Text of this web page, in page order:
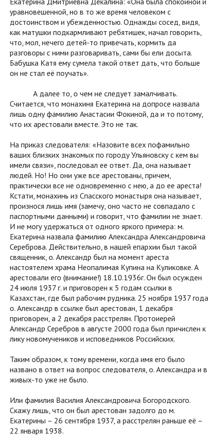
уравновешенной, но в то же время человеком с
достоинством и убежденностью. Однажды сосед, видя,
как матушки подкармливают ребятишек, начал говорить,
что, мол, нечего детей-то привечать, кормить да
разговоры с ними разговаривать, сами бы ели досыта.
Бабушка Катя ему сумела такой ответ дать, что больше
он не стал её поучать».
А далее то, о чем не следует замалчивать.
Считается, что монахиня Екатерина на допросе назвала
лишь одну фамилию Анастасии Фокиной, да и то потому,
что их арестовали вместе. Это не так.
На приказ следователя: «Назовите всех пофамильно
ваших близких знакомых по городу Ульяновску с кем вы
имели связи», последовал ее ответ. Да, она называет
людей. Но! Но они уже все арестованы, причем,
практически все не одновременно с нею, а до ее ареста!
Кстати, монахинь из Спасского монастыря она называет,
произнося лишь имя (замечу, оно часто не совпадало с
паспортными данными) и говорит, что фамилии не знает.
И не могу удержаться от одного яркого примера: м.
Екатерина назвала фамилию Александра Александровича
Сереброва. Действительно, в нашей епархии был такой
священник, о. Александр был на момент ареста
настоятелем храма Неопалимая Купина на Куликовке. А
арестовали его (внимание!) 18.10.1936г. Он был осужден
24 июля 1937 г. и приговорен к 5 годам ссылки в
Казахстан, где был рабочим рудника. 25 ноября 1937 года
о. Александр в ссылке был арестован, 1 декабря
приговорен, а 2 декабря расстрелян. Протоиерей
Александр Серебров в августе 2000 года был причислен к
лику новомучеников и исповедников Российских.
Таким образом, к тому времени, когда имя его было
названо в ответ на вопрос следователя, о. Александра и в
живых-то уже не было.
Или фамилия Василия Александровича Богородского.
Скажу лишь, что он был арестован задолго до м.
Екатерины – 26 сентября 1937, а расстрелян раньше её –
22 января 1938.